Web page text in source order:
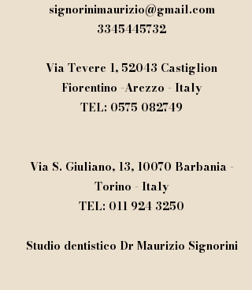
signorinimaurizio@gmail.com
3345445732
Via Tevere 1, 52043 Castiglion
Fiorentino -Arezzo - Italy
TEL: 0575 082749
Via S. Giuliano, 13, 10070 Barbania -
Torino - Italy
TEL: 011 924 3250
Studio dentistico Dr Maurizio Signorini​